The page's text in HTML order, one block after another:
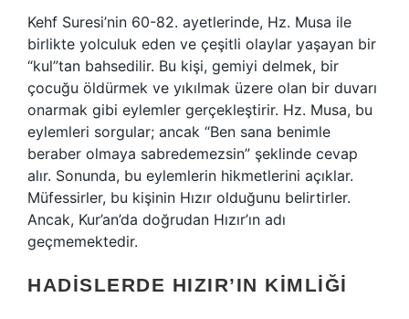
Kehf Suresi’nin 60-82. ayetlerinde, Hz. Musa ile
birlikte yolculuk eden ve çeşitli olaylar yaşayan bir
“kul”tan bahsedilir. Bu kişi, gemiyi delmek, bir
çocuğu öldürmek ve yıkılmak üzere olan bir duvarı
onarmak gibi eylemler gerçekleştirir. Hz. Musa, bu
eylemleri sorgular; ancak “Ben sana benimle
beraber olmaya sabredemezsin” şeklinde cevap
alır. Sonunda, bu eylemlerin hikmetlerini açıklar.
Müfessirler, bu kişinin Hızır olduğunu belirtirler.
Ancak, Kur’an’da doğrudan Hızır’ın adı
geçmemektedir.
HADISLERDE HIZIR’IN KIMLIĞI